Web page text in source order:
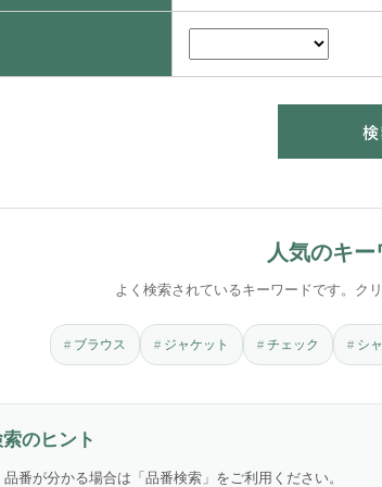
人気のキ
よく検索されているキーワードです。ク
ブラウス ジャケット チェック シ
のヒント
品番が分かる場合は「品番検索」をご利用ください。